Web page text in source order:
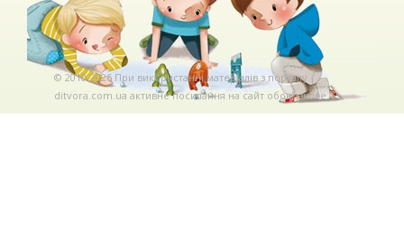
© 2010-2026 При використаннi матерiалiв з порталу
ditvora.com.ua активне посилання на сайт обов'язкове. .